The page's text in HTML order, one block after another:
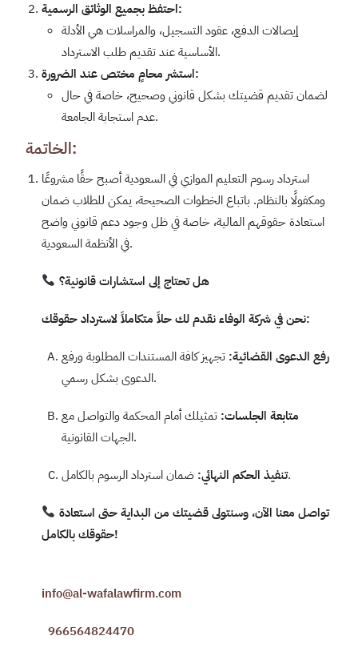
احتفظ بجميع الوثائق الرسمية:
إيصالات الدفع، عقود التسجيل، والمراسلات هي الأدلة
الأساسية عند تقديم طلب الاسترداد.
استشر محامٍ مختص عند الضرورة:
لضمان تقديم قضيتك بشكل قانوني وصحيح، خاصة في حال
عدم استجابة الجامعة.
الخاتمة:
استرداد رسوم التعليم الموازي في السعودية أصبح حقًا مشروعًا
ومكفولًا بالنظام. باتباع الخطوات الصحيحة، يمكن للطلاب ضمان
استعادة حقوقهم المالية، خاصة في ظل وجود دعم قانوني واضح
في الأنظمة السعودية.
هل تحتاج إلى استشارات قانونية؟
نحن في شركة الوفاء نقدم لك حلاً متكاملاً لاسترداد حقوقك:
رفع الدعوى القضائية: تجهيز كافة المستندات المطلوبة ورفع
الدعوى بشكل رسمي.
متابعة الجلسات: تمثيلك أمام المحكمة والتواصل مع
الجهات القانونية.
تنفيذ الحكم النهائي: ضمان استرداد الرسوم بالكامل.
تواصل معنا الآن، وسنتولى قضيتك من البداية حتى استعادة
حقوقك بالكامل!
info@al-wafalawfirm.com
966564824470